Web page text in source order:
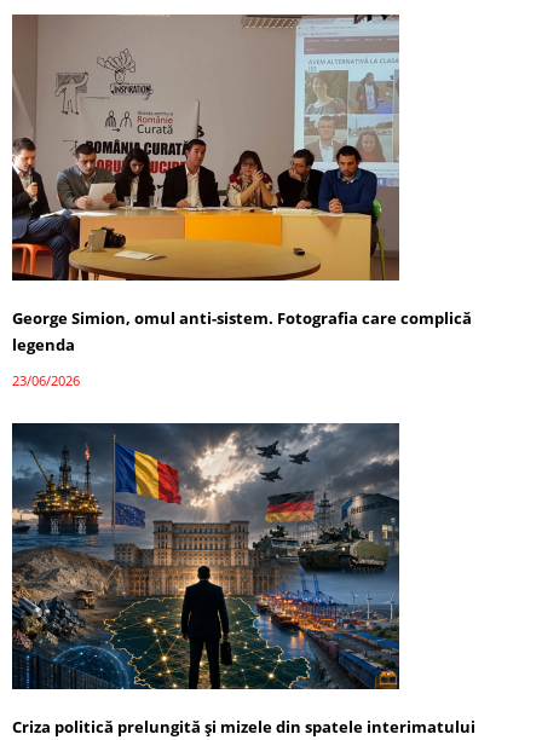
George Simion, omul anti-sistem. Fotografia care complică
legenda
23/06/2026
Criza politică prelungită și mizele din spatele interimatului